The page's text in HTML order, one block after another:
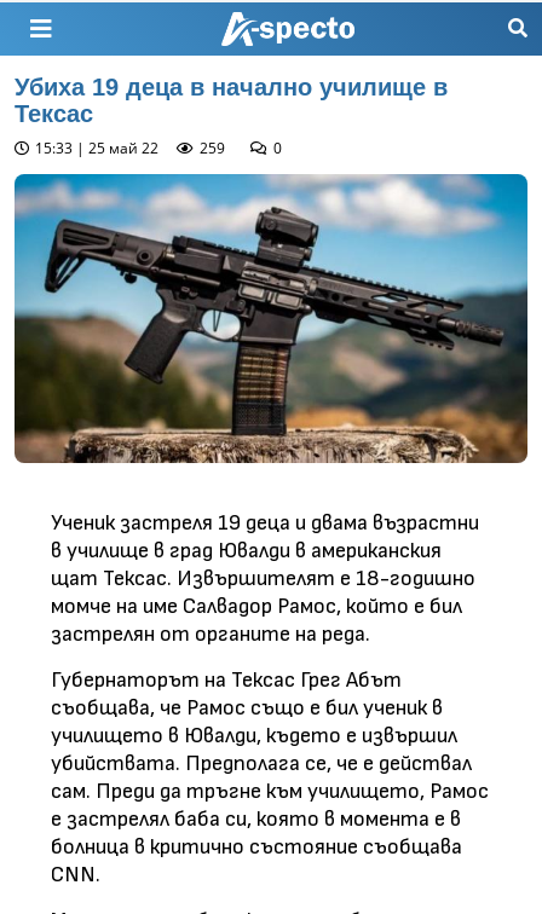
Убиха 19 деца в начално училище в
Тексас
15:33 | 25 май 22 259 0
Ученик застреля 19 деца и двама възрастни
в училище в град Ювалди в американския
щат Тексас. Извършителят е 18-годишно
момче на име Салвадор Рамос, който е бил
застрелян от органите на реда.
Губернаторът на Тексас Грег Абът
съобщава, че Рамос също е бил ученик в
училището в Ювалди, където е извършил
убийствата. Предполага се, че е действал
сам. Преди да тръгне към училището, Рамос
е застрелял баба си, която в момента е в
болница в критично състояние съобщава
CNN.